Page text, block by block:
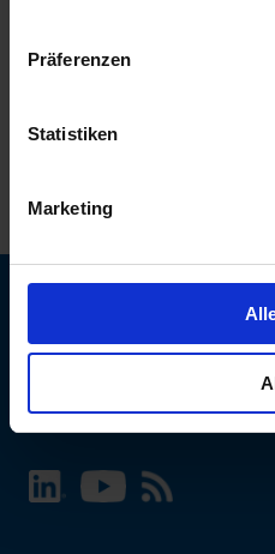
Einstellungen werden
keinen Einfluss auf die
erhalten Sie in unserer
Präferenzen
Statistiken
Marketing
SCHURTER Webseite und
INTERNATIONAL -